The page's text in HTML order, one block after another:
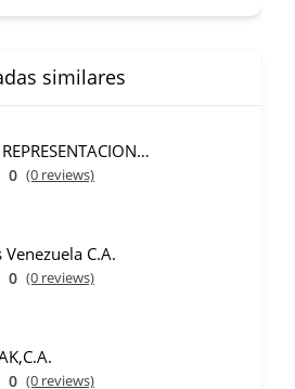
similares
GENPAR REPRESENTACIONES C.A.
0 (0 reviews)
C.A.
0 (0 reviews)
0 (0 reviews)